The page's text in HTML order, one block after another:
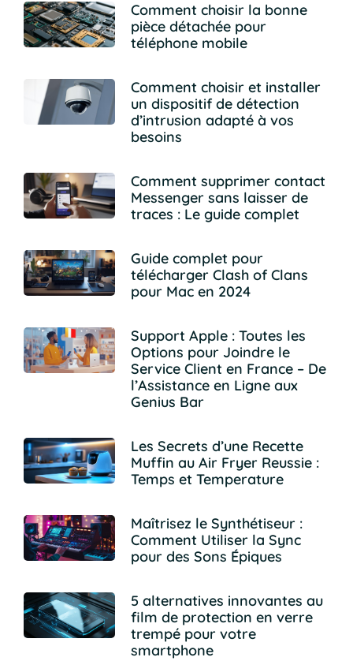
Comment choisir la bonne
pièce détachée pour
téléphone mobile
Comment choisir et installer
un dispositif de détection
d’intrusion adapté à vos
besoins
Comment supprimer contact
Messenger sans laisser de
traces : Le guide complet
Guide complet pour
télécharger Clash of Clans
pour Mac en 2024
Support Apple : Toutes les
Options pour Joindre le
Service Client en France – De
l’Assistance en Ligne aux
Genius Bar
Les Secrets d’une Recette
Muffin au Air Fryer Reussie :
Temps et Temperature
Maîtrisez le Synthétiseur :
Comment Utiliser la Sync
pour des Sons Épiques
5 alternatives innovantes au
film de protection en verre
trempé pour votre
smartphone